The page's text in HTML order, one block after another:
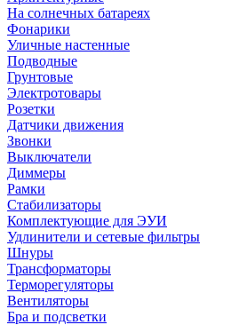
На солнечных батареях
Фонарики
Уличные настенные
Подводные
Грунтовые
Электротовары
Розетки
Датчики движения
Звонки
Выключатели
Диммеры
Рамки
Стабилизаторы
Комплектующие для ЭУИ
Удлинители и сетевые фильтры
Шнуры
Трансформаторы
Терморегуляторы
Вентиляторы
Бра и подсветки